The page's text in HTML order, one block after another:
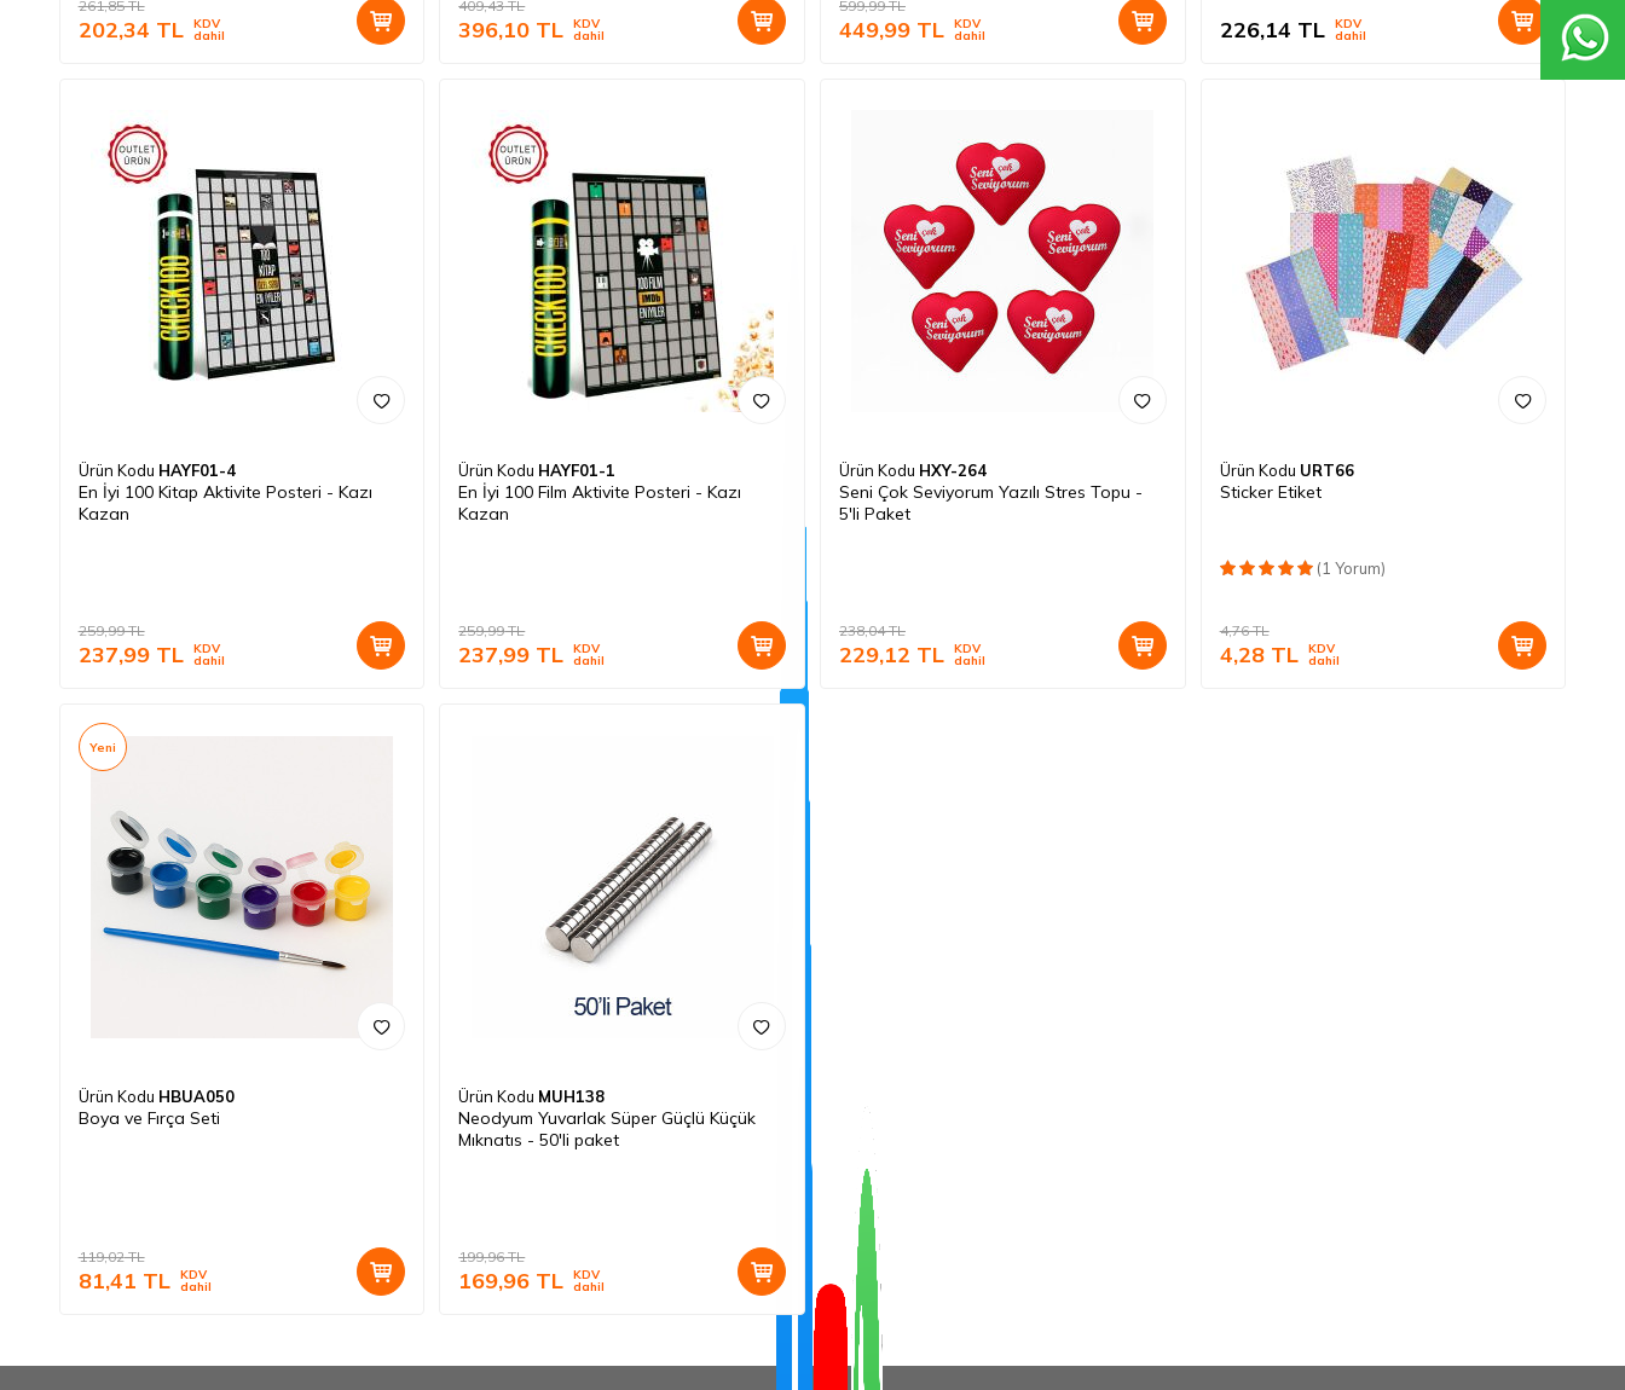
261,85TL
202,34 TL KDV
dahil
409,43TL
396,10 TL KDV
dahil
599,99TL
449,99TL KDV
dahil 226,14 TL KDV
dahil
Ürün Kodu HAYF01-4
En İyi 100 Kitap Aktivite Posteri - Kazı
Kazan
259,99TL
237,99TL KDV
dahil
Ürün Kodu HAYF01-1
En İyi 100 Film Aktivite Posteri - Kazı
Kazan
259,99TL
237,99 TL KDV
dahil
Ürün Kodu HXY-264
Seni Çok Seviyorum Yazılı Stres Topu -
5'li Paket
238,04TL
229,12 TL KDV
dahil
Ürün Kodu URT66
Sticker Etiket
(1 Yorum)
4,76TL
4,28TL KDV
dahil
Yeni
Ürün Kodu HBUA050
Boya ve Fırça Seti
119,02TL
81,41 TL KDV
dahil
Ürün Kodu MUH138
Neodyum Yuvarlak Süper Güçlü Küçük
Mıknatıs - 50'li paket
199,96TL
169,96 TL KDV
dahil